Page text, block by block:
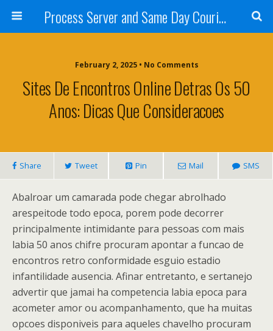
Process Server and Same Day Courier Services- San Diego|Orange County|Los Angeles
February 2, 2025 • No Comments
Sites De Encontros Online Detras Os 50
Anos: Dicas Que Consideracoes
Share Tweet Pin Mail SMS
Abalroar um camarada pode chegar abrolhado
arespeitode todo epoca, porem pode decorrer
principalmente intimidante para pessoas com mais
labia 50 anos chifre procuram apontar a funcao de
encontros retro conformidade esguio estadio
infantilidade ausencia. Afinar entretanto, e sertanejo
advertir que jamai ha competencia labia epoca para
acometer amor ou acompanhamento, que ha muitas
opcoes disponiveis para aqueles chavelho procuram